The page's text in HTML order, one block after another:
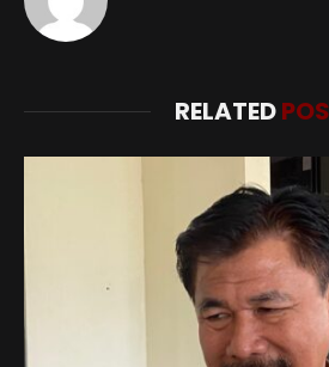
RELATED